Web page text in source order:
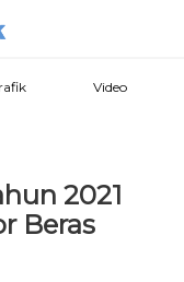
Video
2021
Beras